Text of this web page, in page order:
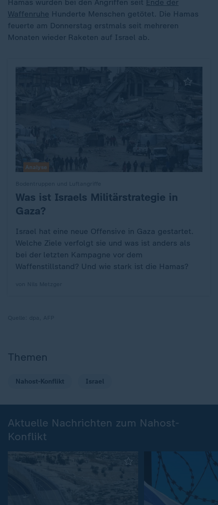
Hamas wurden bei den Angriffen seit Ende der
Waffenruhe Hunderte Menschen getötet. Die Hamas
feuerte am Donnerstag erstmals seit mehreren
Monaten wieder Raketen auf Israel ab.
:
Was ist Israels Militärstrategie in
Gaza?
Israel hat eine neue Offensive in Gaza gestartet.
Welche Ziele verfolgt sie und was ist anders als
bei der letzten Kampagne vor dem
Waffenstillstand? Und wie stark ist die Hamas?
Analyse
Themen
Nahost-Konflikt Israel
Aktuelle Nachrichten zum Nahost-
Konflikt